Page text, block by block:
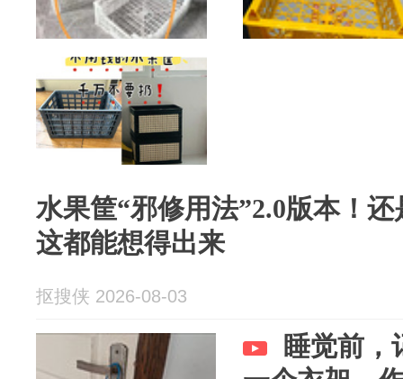
水果筐“邪修用法”2.0版本！
这都能想得出来
抠搜侠 2026-08-03
睡觉前，